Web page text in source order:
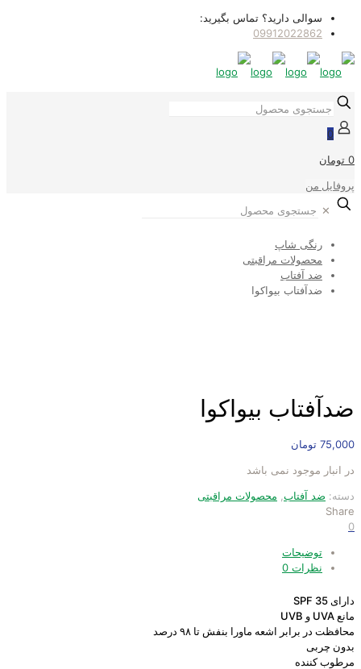
سوالی دارید؟ تماس بگیرید:
09912022862
0
0 تومان
پروفایل من
✕
رنگی شاپ
محصولات مراقبتی
ضد آفتاب
ضدآفتاب بیواکوا
ضدآفتاب بیواکوا
75,000 تومان
در انبار موجود نمی باشد
دسته: ضد آفتاب محصولات مراقبتی
Share
0
توضیحات
نظرات 0
دارای SPF 35
مانع UVA و UVB
محافظت در برابر اشعه ماورا بنفش تا ۹۸ درصد
بدون چربی
مرطوب کننده